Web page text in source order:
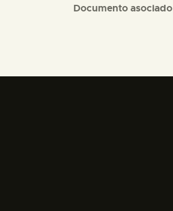
Documento asociado